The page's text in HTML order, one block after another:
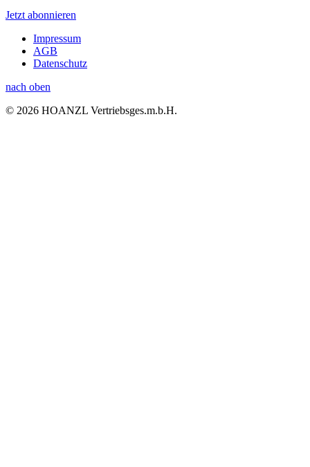
Jetzt abonnieren
Impressum
AGB
Datenschutz
nach oben
© 2026 HOANZL Vertriebsges.m.b.H.